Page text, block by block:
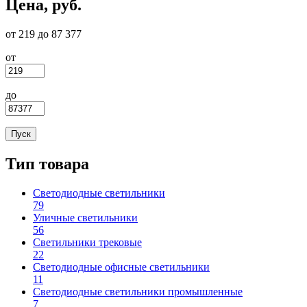
Цена, руб.
от 219 до 87 377
от
до
Тип товара
Светодиодные светильники
79
Apply Светодиодные светильники filter
Уличные светильники
56
Apply Уличные светильники filter
Светильники трековые
22
Apply Светильники трековые filter
Светодиодные офисные светильники
11
Apply Светодиодные офисные светильники filter
Светодиодные светильники промышленные
7